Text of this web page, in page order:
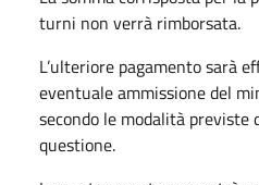
turni non verrà rimborsata.
L’ulteriore pagamento sarà
eventuale ammissione del
secondo le modalità previste
questione.